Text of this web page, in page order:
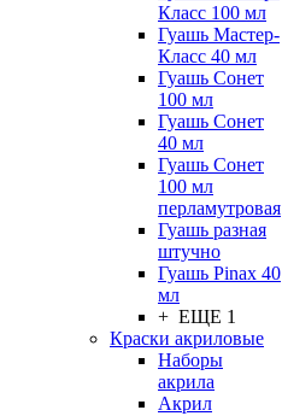
Класс 100 мл
Гуашь Мастер-
Класс 40 мл
Гуашь Сонет
100 мл
Гуашь Сонет
40 мл
Гуашь Сонет
100 мл
перламутровая
Гуашь разная
штучно
Гуашь Pinax 40
мл
+ ЕЩЕ 1
Краски акриловые
Наборы
акрила
Акрил